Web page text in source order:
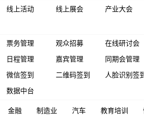
线上活动 线上展会 产业大会
票务管理 观众招募 在线研讨会
日程管理 嘉宾管理 同期会管理
微信签到 二维码签到 人脸识别签到
数据中台
金融 制造业 汽车 教育培训